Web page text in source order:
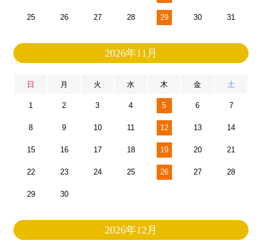
25 26 27 28 29 30 31
2026年11月
日 月 火 水 木 金 土
1 2 3 4 5 6 7
8 9 10 11 12 13 14
15 16 17 18 19 20 21
22 23 24 25 26 27 28
29 30
2026年12月